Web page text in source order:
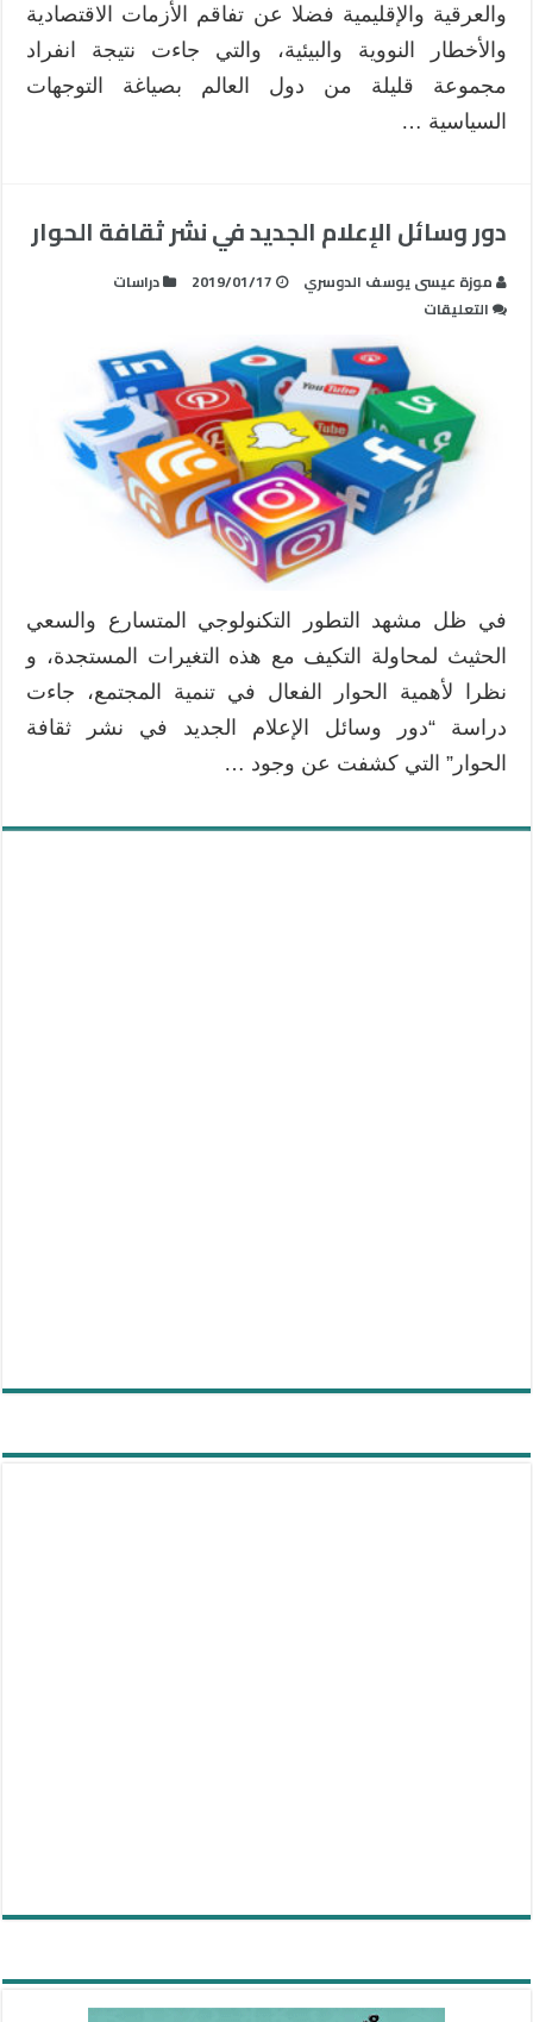
والعرقية والإقليمية‏‏ فضلا عن تفاقم الأزمات الاقتصادية‏
والأخطار النووية والبيئية، والتي جاءت نتيجة انفراد
مجموعة قليلة من دول العالم بصياغة التوجهات
السياسية …
دور وسائل الإعلام الجديد في نشر ثقافة الحوار
موزة عيسى يوسف الدوسري 2019/01/17
دراسات
التعليقات
وسائل
الإعلام
الجديد
في
نشر
ثقافة
الحوار
في ظل مشهد التطور التكنولوجي المتسارع والسعي
الحثيث لمحاولة التكيف مع هذه التغيرات المستجدة، و
نظرا لأهمية الحوار الفعال في تنمية المجتمع، جاءت
دراسة “دور وسائل الإعلام الجديد في نشر ثقافة
الحوار” التي كشفت عن وجود …